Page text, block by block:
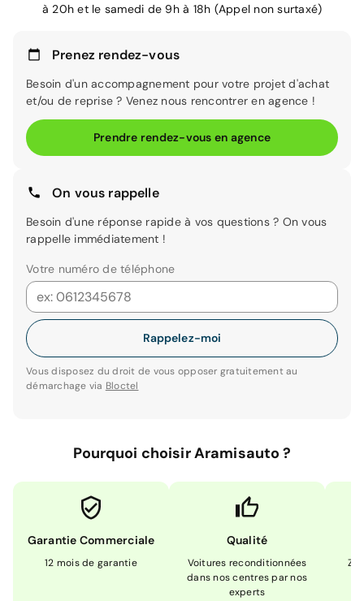
à 20h et le samedi de 9h à 18h (Appel non surtaxé)
Prenez rendez-vous
Besoin d'un accompagnement pour votre projet d'achat
et/ou de reprise ? Venez nous rencontrer en agence !
Prendre rendez-vous en agence
On vous rappelle
Besoin d'une réponse rapide à vos questions ? On vous
rappelle immédiatement !
Votre numéro de téléphone
Rappelez-moi
Vous disposez du droit de vous opposer gratuitement au
démarchage via Bloctel
Pourquoi choisir Aramisauto ?
Garantie Commerciale
12 mois de garantie
Qualité
Voitures reconditionnées
dans nos centres par nos
experts